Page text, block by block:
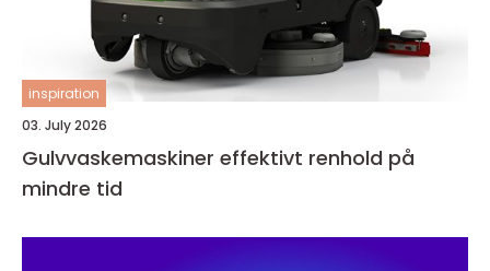
inspiration
03. July 2026
Gulvvaskemaskiner effektivt renhold på
mindre tid